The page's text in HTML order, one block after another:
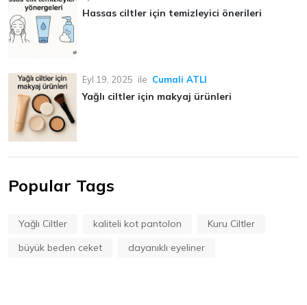
Hassas ciltler için temizleyici önerileri
Eyl 19, 2025 ile Cumali ATLI
Yağlı ciltler için makyaj ürünleri
Popular Tags
Yağlı Ciltler kaliteli kot pantolon
Kuru Ciltler
büyük beden ceket
dayanıklı eyeliner